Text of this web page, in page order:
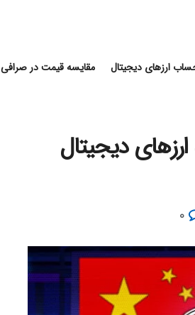
ارزهای دیجیتال مقایسه قیمت در صرافی
دیجیتال